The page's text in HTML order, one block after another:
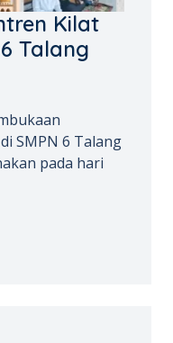
Kilat
Talang
SMPN 6 Talang
pada hari